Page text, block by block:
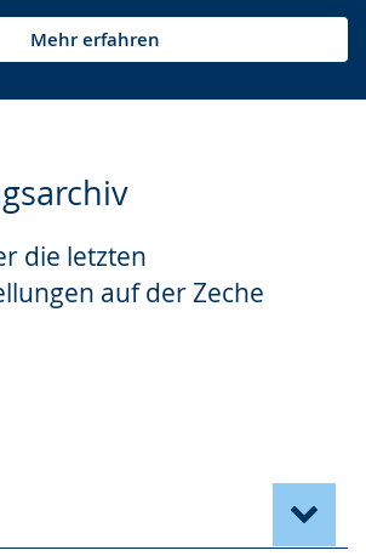
Mehr erfahren
die letzten
auf der Zeche